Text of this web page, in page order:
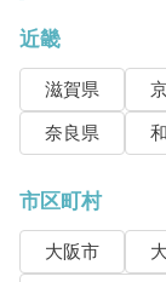
近畿
滋賀県
奈良県
市区町村
大阪市